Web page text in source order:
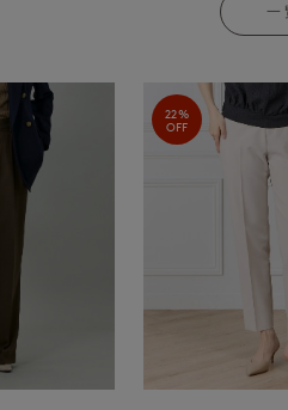
一
22%
OFF